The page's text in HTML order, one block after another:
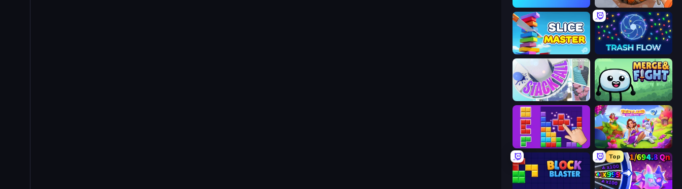
Dig out of Prison
Slice Master Trash Flow
Stack Fall Merge & Fight
BlockBuster Puzzle Fairyland Merge & Magic
Top